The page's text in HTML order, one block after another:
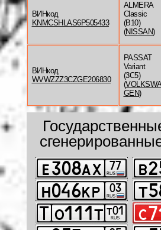
ВИНкод
KNMCSHLAS6P505433
ALMERA
Classic
(B10)
(NISSAN)
ВИНкод
WVWZZZ3CZGE206830
PASSAT
Variant
(3C5)
(
GEN)